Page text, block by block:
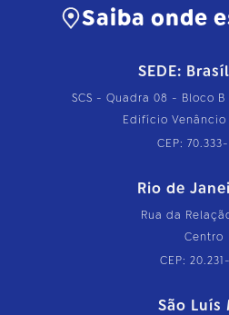
Saiba onde
SEDE:
SCS - Quadra 08 - Bloco
Edifício Venâncio
CEP:
Rio de
Rua da
Centro
CEP:
São Luís